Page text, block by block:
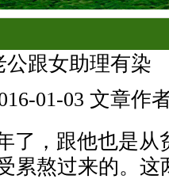
公跟女助理有染
01-03 文章作
了，跟他也是从
累熬过来的。这